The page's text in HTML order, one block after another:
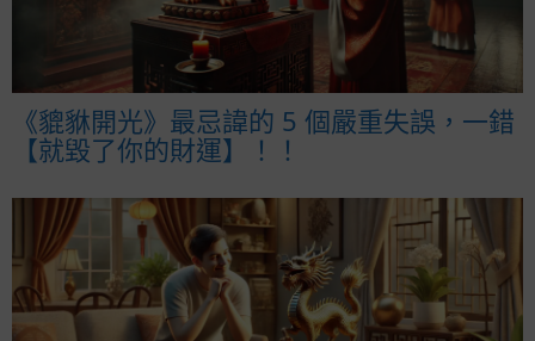
《貔貅開光》最忌諱的 5 個嚴重失誤，一錯
【就毀了你的財運】！！